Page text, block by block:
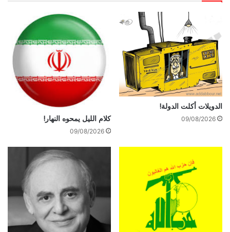
الدويلات أكلت الدولة!
09/08/2026 كلام الليل يمحوه النهار!
09/08/2026